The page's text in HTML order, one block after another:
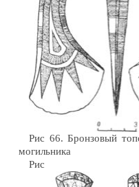
Рис 66. Бронзовый
могильника
Рис